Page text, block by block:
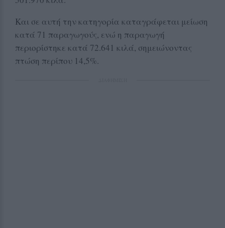
Και σε αυτή την κατηγορία καταγράφεται μείωση
κατά 71 παραγωγούς, ενώ η παραγωγή
περιορίστηκε κατά 72.641 κιλά, σημειώνοντας
πτώση περίπου 14,5%.